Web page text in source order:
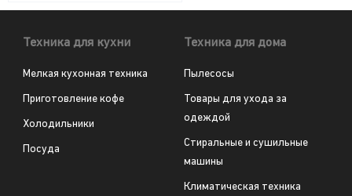
Техника для кухни
Мелкая кухонная техника
Приготовление кофе
Холодильники
Посуда
Техника для дома
Пылесосы
Товары для ухода за
одеждой
Стиральные и сушильные
машины
Климатическая техника